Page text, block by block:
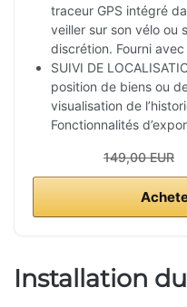
traceur GPS intégré
veiller sur son vélo ou
discrétion. Fourni avec
SUIVI DE
position de biens ou
visualisation de
Fonctionnalités
149,00 EUR
Installation